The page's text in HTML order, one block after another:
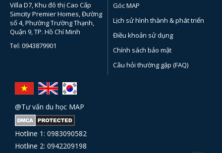
Villa D7, Khu đô thị Cao Cấp
Simcity Premier Homes, Đường
số 4, Phường Trường Thạnh,
Quận 9, TP. Hồ Chí Minh
Tel: 0943879901
Góc MAP
Lịch sử hình thành & phát triển
Điều khoản sử dụng
Chính sách bảo mật
Câu hỏi thường gặp (FAQ)
@Tư vấn du học MAP
Hotline 1: 0983090582
Hotline 2: 0942209198